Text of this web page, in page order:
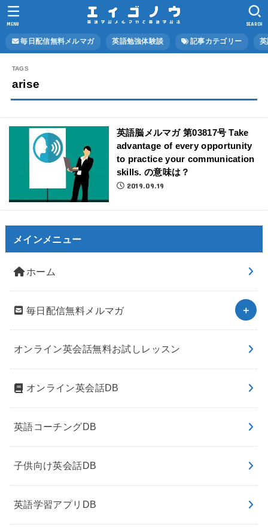
毎日配信無料メルマガ 英語勉強体験談 記事カテゴリー
SEARCH
MENU
arise
英語脳メルマガ 第03817号 Take
advantage of every opportunity
to practice your communication
skills. の意味は？
2019.09.19
メインメニュー
ホーム
毎日配信無料メルマガ
オンライン英会話無料お試しレッスン
オンライン英会話DB
英語コーチングDB
子供向け英会話DB
英語学習アプリDB